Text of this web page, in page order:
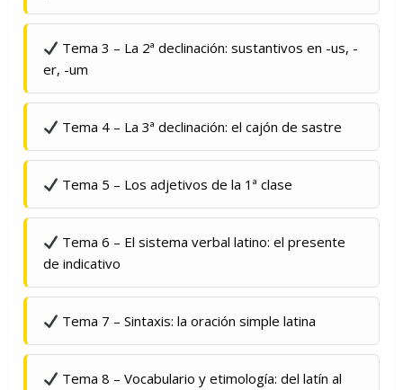
Tema 3 – La 2ª declinación: sustantivos en -us, -
er, -um
Tema 4 – La 3ª declinación: el cajón de sastre
Tema 5 – Los adjetivos de la 1ª clase
Tema 6 – El sistema verbal latino: el presente
de indicativo
Tema 7 – Sintaxis: la oración simple latina
Tema 8 – Vocabulario y etimología: del latín al